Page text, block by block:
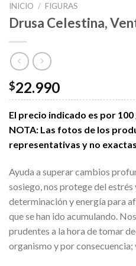
INICIO / FIGURAS
Drusa Celestina,
$22.990
El precio indicado es por 100
NOTA: Las fotos de los
representativas y no
Ayuda a superar cambios
sosiego, nos protege del
determinación y energía para
que se han ido acumulando.
prudentes a la hora de tomar
organismo y por